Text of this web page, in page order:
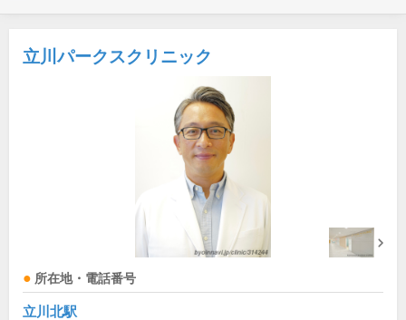
立川パークスクリニック
所在地・電話番号
立川北駅